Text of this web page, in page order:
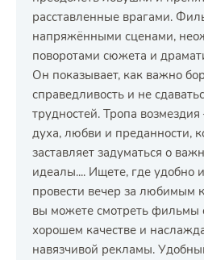
расставленные врагами.
напряжёнными сценами,
поворотами сюжета и
Он показывает, как важно
справедливость и не
трудностей. Тропа
духа, любви и преданности,
заставляет задуматься о
идеалы.... Ищете, где удобно
провести вечер за
вы можете смотреть фильмы
хорошем качестве и
навязчивой рекламы.